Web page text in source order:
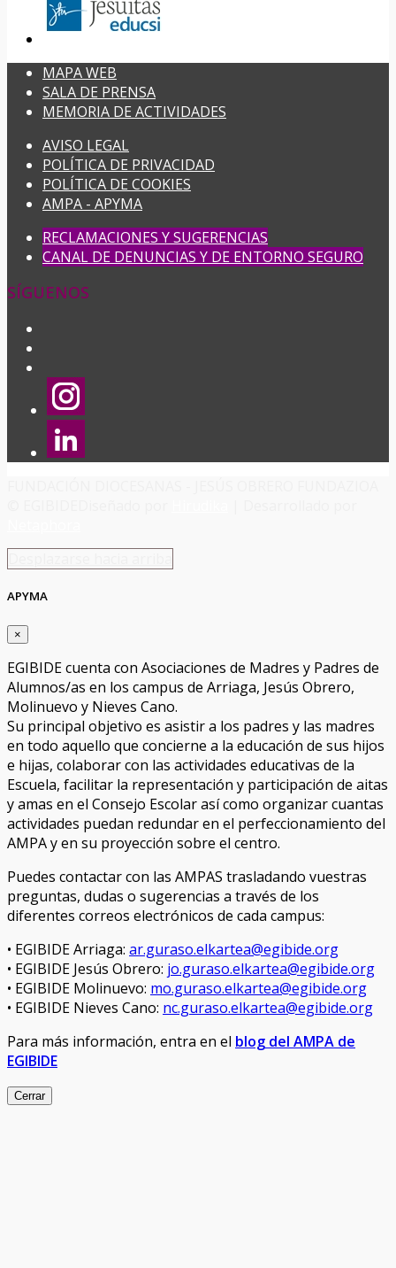
MAPA WEB
SALA DE PRENSA
MEMORIA DE ACTIVIDADES
AVISO LEGAL
POLÍTICA DE PRIVACIDAD
POLÍTICA DE COOKIES
AMPA - APYMA
RECLAMACIONES Y SUGERENCIAS
CANAL DE DENUNCIAS Y DE ENTORNO SEGURO
SÍGUENOS
APYMA
×
EGIBIDE cuenta con Asociaciones de Madres y Padres de
Alumnos/as en los campus de Arriaga, Jesús Obrero,
Molinuevo y Nieves Cano.
Su principal objetivo es asistir a los padres y las madres
en todo aquello que concierne a la educación de sus hijos
e hijas, colaborar con las actividades educativas de la
Escuela, facilitar la representación y participación de aitas
y amas en el Consejo Escolar así como organizar cuantas
actividades puedan redundar en el perfeccionamiento del
AMPA y en su proyección sobre el centro.
Puedes contactar con las AMPAS trasladando vuestras
preguntas, dudas o sugerencias a través de los
diferentes correos electrónicos de cada campus:
• EGIBIDE Arriaga: ar.guraso.elkartea@egibide.org
• EGIBIDE Jesús Obrero: jo.guraso.elkartea@egibide.org
• EGIBIDE Molinuevo: mo.guraso.elkartea@egibide.org
• EGIBIDE Nieves Cano: nc.guraso.elkartea@egibide.org
Para más información, entra en el blog del AMPA de
EGIBIDE
Cerrar